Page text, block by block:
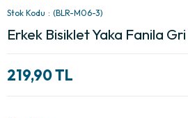
Stok Kodu (BLR-M06-3)
Erkek Bisiklet Yaka Fanila Gri
219,90 TL